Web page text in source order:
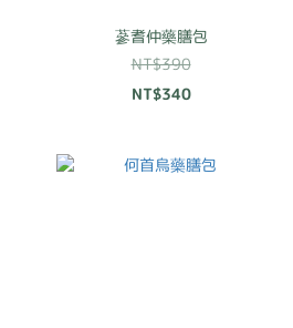
蔘耆仲藥膳包
NT$390
NT$340